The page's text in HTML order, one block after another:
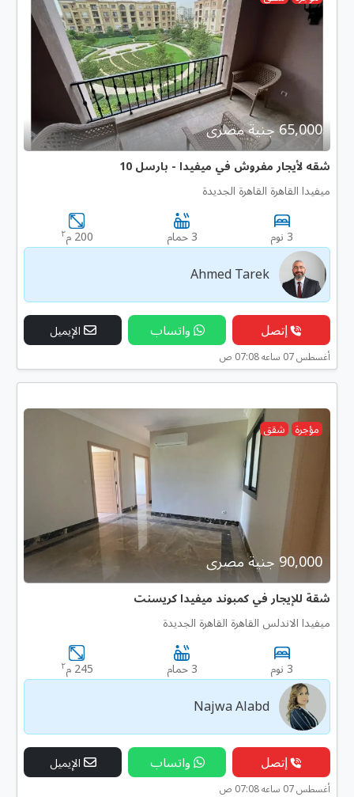
65,000 جنية مصرى
شقه لأيجار مفروش في ميفيدا - بارسل 10
ميفيدا القاهرة القاهرة الجديدة
3 نوم 3 حمام 200 م ٢
Ahmed Tarek
إتصل واتساب الإيميل
أغسطس 07 ساعه 07:08 ص
مؤجرة شقق
90,000 جنية مصرى
شقة للإيجار في كمبوند ميفيدا كريسنت
ميفيدا الاندلس القاهرة القاهرة الجديدة
3 نوم 3 حمام 245 م ٢
Najwa Alabd
إتصل واتساب الإيميل
أغسطس 07 ساعه 07:08 ص